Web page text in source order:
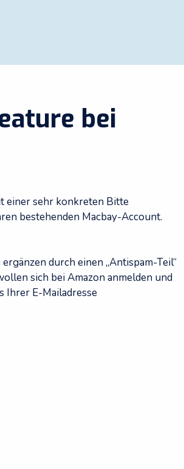
bei
einer sehr konkreten Bitte
bestehenden Macbay-Account.
durch einen „Antispam-Teil“
sich bei Amazon anmelden und
Ihrer E-Mailadresse